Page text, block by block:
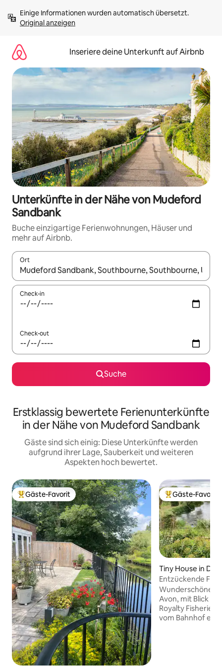
Inhalten
springenOriginal anzeigen
Inseriere deine Unterkunft auf Airbnb
Unterkünfte in der Nähe von Mudeford
Sandbank
Buche einzigartige Ferienwohnungen, Häuser und
mehr auf Airbnb.
Ort
Wenn Ergebnisse verfügbar sind, navigiere mit den
Check-in
Check-out
Suche
Erstklassig bewertete Ferienunterkünfte
in der Nähe von Mudeford Sandbank
Gäste sind sich einig: Diese Unterkünfte werden
aufgrund ihrer Lage, Sauberkeit und weiteren
Aspekten hoch bewertet.
Beliebter Gäste-Favorit.
Gäste-Favorit Beliebter Gäste-
Gäste-Favorit
Tiny House in
Entzückende
Zentrum von
Wunderschöner
Avon, mit Blick
Royalty
vom Bahnhof